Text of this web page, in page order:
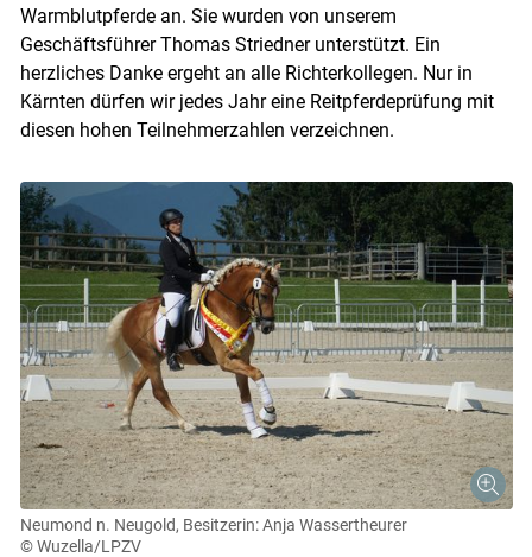
Warmblutpferde an. Sie wurden von unserem
Geschäftsführer Thomas Striedner unterstützt. Ein
herzliches Danke ergeht an alle Richterkollegen. Nur in
Kärnten dürfen wir jedes Jahr eine Reitpferdeprüfung mit
diesen hohen Teilnehmerzahlen verzeichnen.
Neumond n. Neugold, Besitzerin: Anja Wassertheurer
© Wuzella/LPZV